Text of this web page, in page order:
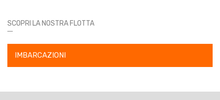
SCOPRI LA NOSTRA FLOTTA
IMBARCAZIONI